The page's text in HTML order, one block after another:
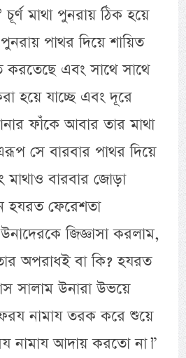
মাথা পুনরায় ঠিক হয়ে
পাথর দিয়ে শায়িত
করতেছে এবং সাথে সাথে
হয়ে যাচ্ছে এবং দূরে
ফাঁকে আবার তার মাথা
সে বারবার পাথর দিয়ে
বারবার জোড়া
হযরত ফেরেশতা
জিজ্ঞাসা করলাম,
অপরাধই বা কি? হযরত
সালাম উনারা উভয়ে
নামায তরক করে শুয়ে
নামায আদায় করতো না।”